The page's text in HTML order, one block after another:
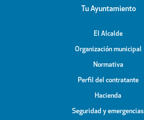
Tu Ayuntamiento
El Alcalde
Organización municipal
Normativa
Perfil del contratante
Hacienda
Seguridad y emergencias